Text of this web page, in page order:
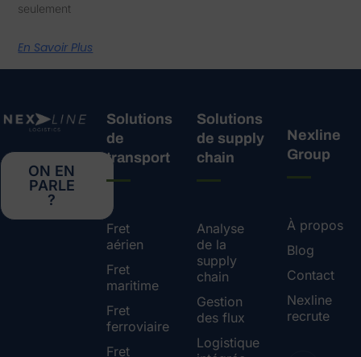
seulement
En Savoir Plus
ON EN
PARLE
?
Solutions
de
transport
Fret
aérien
Fret
maritime
Fret
ferroviaire
Fret
Solutions
de supply
chain
Analyse
de la
supply
chain
Gestion
des flux
Logistique
Nexline
Group
À propos
Blog
Contact
Nexline
recrute